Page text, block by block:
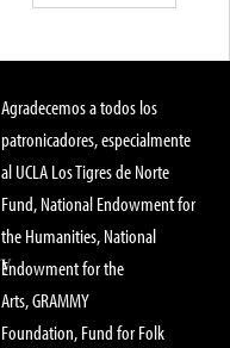
Agradecemos a todos los
patronicadores, especialmente
al UCLA Los Tigres de Norte
Fund, National Endowment for
the Humanities, National
Endowment for the
Arts, GRAMMY
Foundation, Fund for Folk